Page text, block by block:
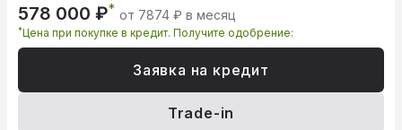
578 000 ₽* от 7874 ₽ в месяц
*Цена при покупке в кредит. Получите одобрение:
Заявка на кредит
Trade-in